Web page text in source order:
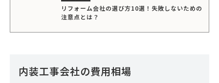
リフォーム会社の選び方10選！失敗しないための
注意点とは？
内装工事会社の費用相場